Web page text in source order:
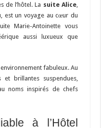
de l’hôtel. La suite Alice,
est un voyage au cœur du
Marie-Antoinette vous
aussi luxueux que
fabuleux. Au
brillantes suspendues,
noms inspirés de chefs
à l’Hôtel